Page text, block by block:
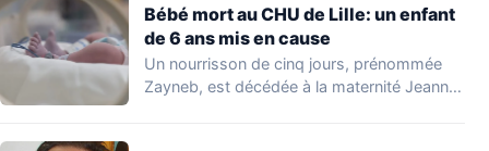
Bébé mort au CHU de Lille: un enfant
de 6 ans mis en cause
Un nourrisson de cinq jours, prénommée
Zayneb, est décédée à la maternité Jeanne